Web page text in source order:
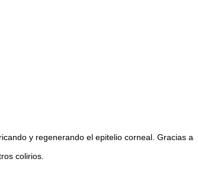
y regenerando el epitelio corneal. Gracias a
colirios.